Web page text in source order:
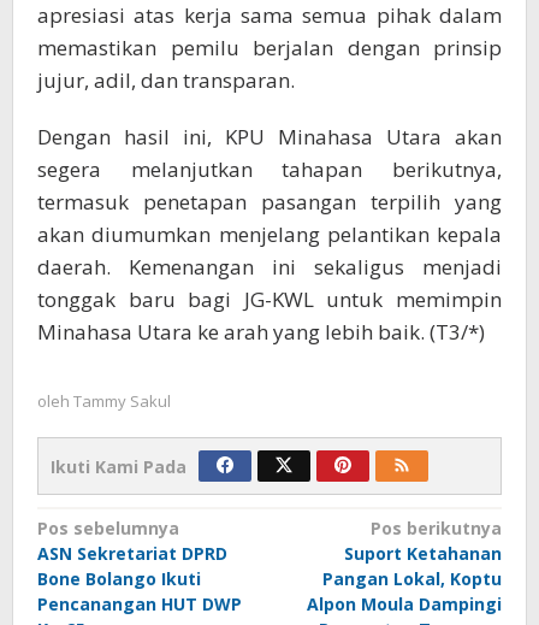
apresiasi atas kerja sama semua pihak dalam
memastikan pemilu berjalan dengan prinsip
jujur, adil, dan transparan.
Dengan hasil ini, KPU Minahasa Utara akan
segera melanjutkan tahapan berikutnya,
termasuk penetapan pasangan terpilih yang
akan diumumkan menjelang pelantikan kepala
daerah. Kemenangan ini sekaligus menjadi
tonggak baru bagi JG-KWL untuk memimpin
Minahasa Utara ke arah yang lebih baik. (T3/*)
oleh Tammy Sakul
Ikuti Kami Pada
Navigasi
pos
Pos sebelumnya
ASN Sekretariat DPRD
Bone Bolango Ikuti
Pencanangan HUT DWP
Pos berikutnya
Suport Ketahanan
Pangan Lokal, Koptu
Alpon Moula Dampingi